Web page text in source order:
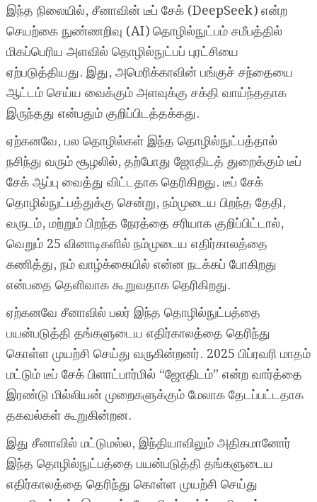
இந்த நிலையில், சீனாவின் டீப் சேக் (DeepSeek) என்ற
செயற்கை நுண்ணறிவு (AI) தொழில்நுட்பம் சமீபத்தில்
மிகப்பெரிய அளவில் தொழில்நுட்பப் புரட்சியை
ஏற்படுத்தியது. இது, அமெரிக்காவின் பங்குச் சந்தையை
ஆட்டம் செய்ய வைக்கும் அளவுக்கு சக்தி வாய்ந்ததாக
இருந்தது என்பதும் குறிப்பிடத்தக்கது.
ஏற்கனவே, பல தொழில்கள் இந்த தொழில்நுட்பத்தால்
நசிந்து வரும் சூழலில், தற்போது ஜோதிடத் துறைக்கும் டீப்
சேக் ஆப்பு வைத்து விட்டதாக தெரிகிறது. டீப் சேக்
தொழில்நுட்பத்துக்கு சென்று, நம்முடைய பிறந்த தேதி,
வருடம், மற்றும் பிறந்த நேரத்தை சரியாக குறிப்பிட்டால்,
வெறும் 25 வினாடிகளில் நம்முடைய எதிர்காலத்தை
கணித்து, நம் வாழ்க்கையில் என்ன நடக்கப் போகிறது
என்பதை தெளிவாக கூறுவதாக தெரிகிறது.
ஏற்கனவே சீனாவில் பலர் இந்த தொழில்நுட்பத்தை
பயன்படுத்தி தங்களுடைய எதிர்காலத்தை தெரிந்து
கொள்ள முயற்சி செய்து வருகின்றனர். 2025 பிப்ரவரி மாதம்
மட்டும் டீப் சேக் பிளாட்பார்மில் “ஜோதிடம்” என்ற வார்த்தை
இரண்டு மில்லியன் முறைகளுக்கும் மேலாக தேடப்பட்டதாக
தகவல்கள் கூறுகின்றன.
இது சீனாவில் மட்டுமல்ல, இந்தியாவிலும் அதிகமானோர்
இந்த தொழில்நுட்பத்தை பயன்படுத்தி தங்களுடைய
எதிர்காலத்தை தெரிந்து கொள்ள முயற்சி செய்து